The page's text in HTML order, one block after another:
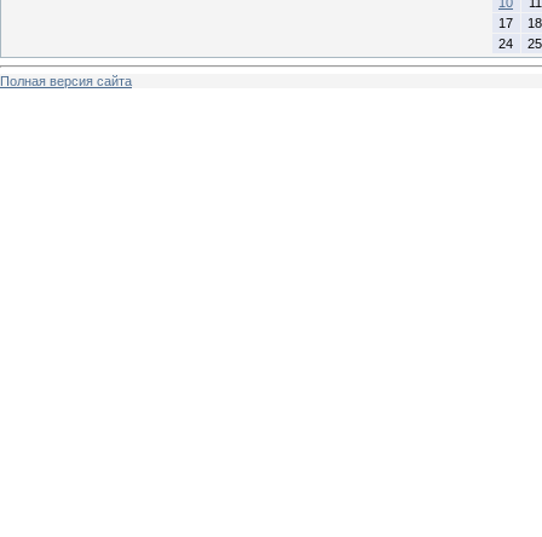
17
18
24
25
Полная версия сайта